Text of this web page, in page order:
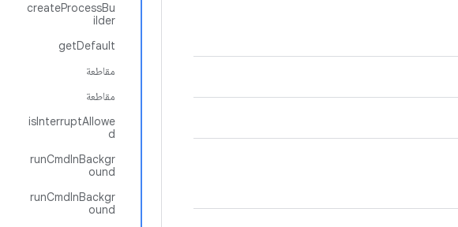
createProcessBu
ilder
getDefault
مقاطعة
مقاطعة
isInterruptAllowe
d
runCmdInBackgr
ound
runCmdInBackgr
ound